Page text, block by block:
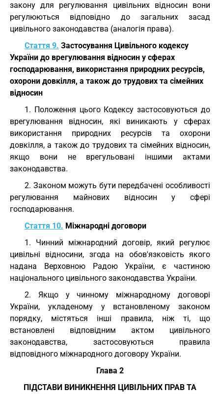
закону для регулювання цивільних відносин вони
регулюються відповідно до загальних засад
цивільного законодавства (аналогія права).
Стаття 9. Застосування Цивільного кодексу
України до врегулювання відносин у сферах
господарювання, використання природних ресурсів,
охорони довкілля, а також до трудових та сімейних
відносин
1. Положення цього Кодексу застосовуються до
врегулювання відносин, які виникають у сферах
використання природних ресурсів та охорони
довкілля, а також до трудових та сімейних відносин,
якщо вони не врегульовані іншими актами
законодавства.
2. Законом можуть бути передбачені особливості
регулювання майнових відносин у сфері
господарювання.
Стаття 10. Міжнародні договори
1. Чинний міжнародний договір, який регулює
цивільні відносини, згода на обов'язковість якого
надана Верховною Радою України, є частиною
національного цивільного законодавства України.
2. Якщо у чинному міжнародному договорі
України, укладеному у встановленому законом
порядку, містяться інші правила, ніж ті, що
встановлені відповідним актом цивільного
законодавства, застосовуються правила
відповідного міжнародного договору України.
Глава 2
ПІДСТАВИ ВИНИКНЕННЯ ЦИВІЛЬНИХ ПРАВ ТА